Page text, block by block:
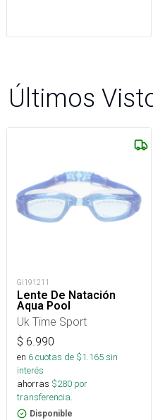
Últimos
GI191211
Lente De Natación
Aqua Pool
Uk Time Sport
$ 6.990
en 6cuotas de $1.165sin
interés
ahorras $280 por
transferencia.
Disponible